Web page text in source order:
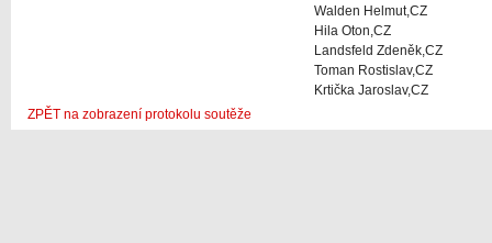
Walden Helmut,CZ
Hila Oton,CZ
Landsfeld Zdeněk,CZ
Toman Rostislav,CZ
Krtička Jaroslav,CZ
ZPĚT na zobrazení protokolu soutěže